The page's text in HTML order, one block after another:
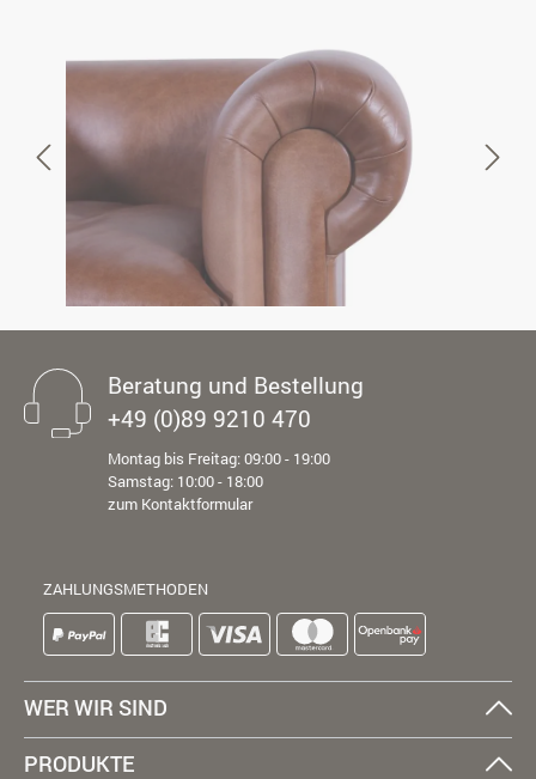
Beratung und Bestellung
+49 (0)89 9210 470
Montag bis Freitag: 09:00 - 19:00
Samstag: 10:00 - 18:00
zum Kontaktformular
ZAHLUNGSMETHODEN
WER WIR SIND
PRODUKTE